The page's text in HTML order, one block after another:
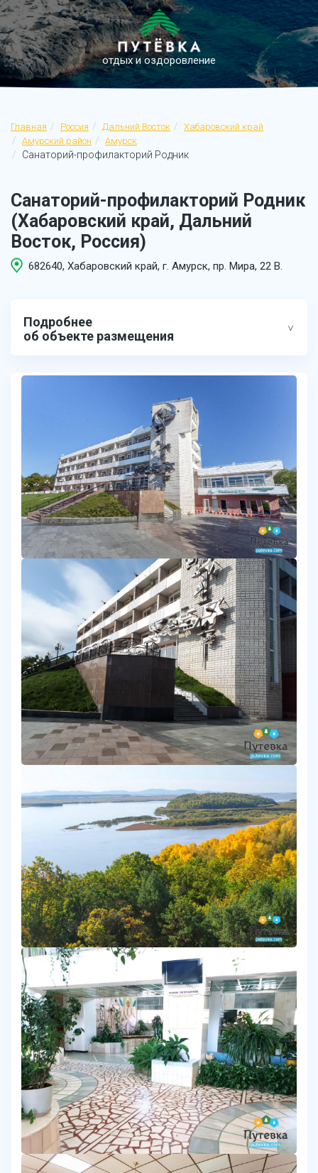
отдых и оздоровление
Главная Россия Дальний Восток
Хабаровский край
Амурский район
Амурск
Санаторий-профилакторий Родник
Санаторий-профилакторий Родник
(Хабаровский край, Дальний
Восток, Россия)
682640, Хабаровский край, г. Амурск, пр. Мира, 22 В.
Подробнее
об объекте размещения